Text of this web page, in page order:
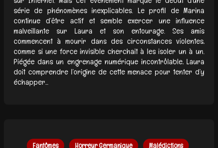
série de phénomènes inexplicables. Le profil de Marina
continue d’être actif et semble exercer une influence
malveillante sur Laura et son entourage. Ses amis
commencent à mourir dans des circonstances violentes,
comme si une force invisible cherchait à les isoler un à un.
Piégée dans un engrenage numérique incontrôlable, Laura
doit comprendre l’origine de cette menace pour tenter d’y
échapper...
Fantômes Horreur Germanique Malédictions